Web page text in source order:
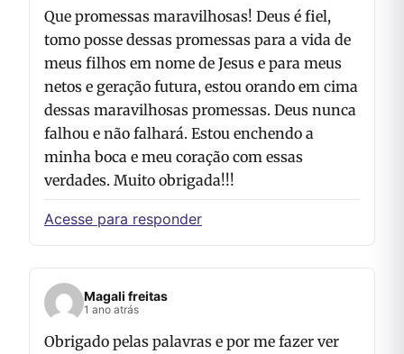
Que promessas maravilhosas! Deus é fiel,
tomo posse dessas promessas para a vida de
meus filhos em nome de Jesus e para meus
netos e geração futura, estou orando em cima
dessas maravilhosas promessas. Deus nunca
falhou e não falhará. Estou enchendo a
minha boca e meu coração com essas
verdades. Muito obrigada!!!
Acesse para responder
Magali freitas
1 ano atrás
Obrigado pelas palavras e por me fazer ver